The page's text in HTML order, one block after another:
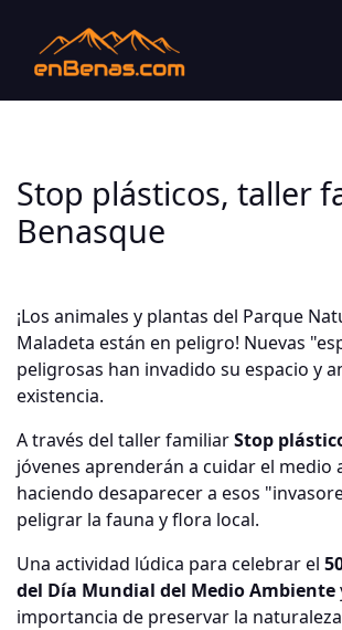
Stop plásticos, taller
Benasque
¡Los animales y plantas del Parque
Maladeta están en peligro! Nuevas
peligrosas han invadido su espacio y
existencia.
A través del taller familiarStop
jóvenes aprenderán a cuidar el medio
haciendo desaparecer a esos
peligrar la fauna y flora local.
Una actividad lúdica para celebrar el
del Día Mundial del Medio Ambiente
importancia de preservar la